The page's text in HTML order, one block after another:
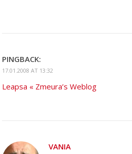
PINGBACK:
17.01.2008 AT 13:32
Leapsa « Zmeura’s Weblog
VANIA